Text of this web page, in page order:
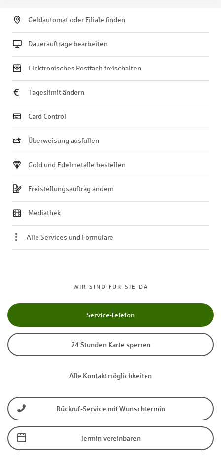
WIR SIND FÜR SIE DA
Service-Telefon
24 Stunden Karte sperren
Alle Kontaktmöglichkeiten
Rückruf-Service mit Wunschtermin
Termin vereinbaren
Geldautomat oder Filiale finden
Daueraufträge bearbeiten
Elektronisches Postfach freischalten
Tageslimit ändern
Card Control
Überweisung ausfüllen
Gold und Edelmetalle bestellen
Freistellungsauftrag ändern
Mediathek
Alle Services und Formulare